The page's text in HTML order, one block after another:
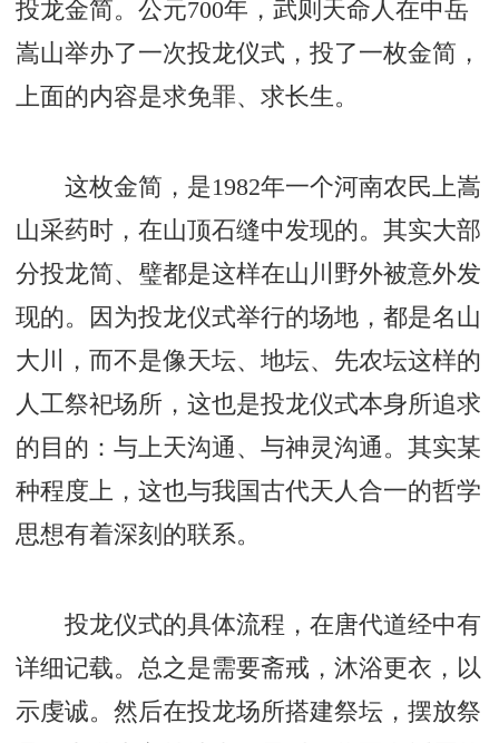
投龙金简。公元700年，武则天命人在中岳
嵩山举办了一次投龙仪式，投了一枚金简，
上面的内容是求免罪、求长生。
这枚金简，是1982年一个河南农民上嵩
山采药时，在山顶石缝中发现的。其实大部
分投龙简、璧都是这样在山川野外被意外发
现的。因为投龙仪式举行的场地，都是名山
大川，而不是像天坛、地坛、先农坛这样的
人工祭祀场所，这也是投龙仪式本身所追求
的目的：与上天沟通、与神灵沟通。其实某
种程度上，这也与我国古代天人合一的哲学
思想有着深刻的联系。
投龙仪式的具体流程，在唐代道经中有
详细记载。总之是需要斋戒，沐浴更衣，以
示虔诚。然后在投龙场所搭建祭坛，摆放祭